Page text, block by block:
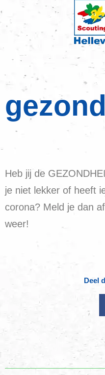
Heb jij de
je niet lekker of heeft
corona? Meld je dan
weer!
Deel